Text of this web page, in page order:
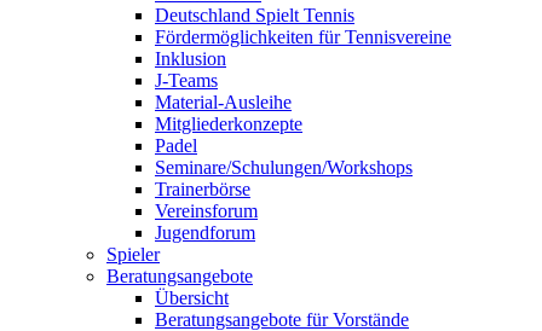
Deutschland Spielt Tennis
Fördermöglichkeiten für Tennisvereine
Inklusion
J-Teams
Material-Ausleihe
Mitgliederkonzepte
Padel
Seminare/Schulungen/Workshops
Trainerbörse
Vereinsforum
Jugendforum
Spieler
Beratungsangebote
Übersicht
Beratungsangebote für Vorstände